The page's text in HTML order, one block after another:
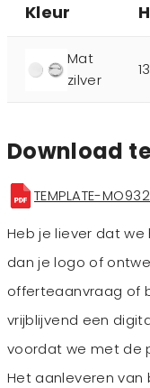
Kleur
Mat
zilver
Download
TEMPLATE-
Heb je liever dat
dan je logo of
offerteaanvraag of
vrijblijvend een
voordat we met de
Het aanleveren van